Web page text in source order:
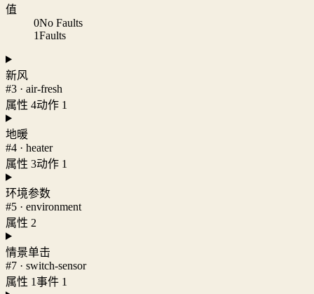
值
0No Faults
1Faults
新风
#3 · air-fresh
属性 4动作 1
地暖
#4 · heater
属性 3动作 1
环境参数
#5 · environment
属性 2
情景单击
#7 · switch-sensor
属性 1事件 1